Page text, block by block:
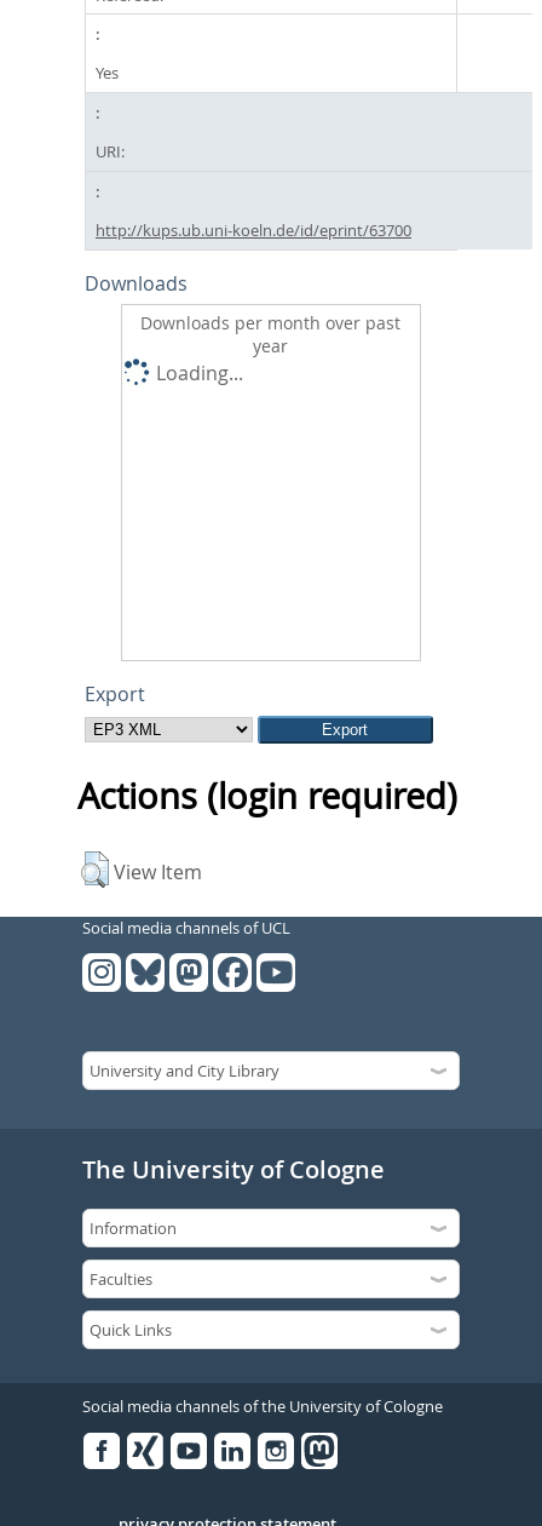
Yes
URI:
http://kups.ub.uni-koeln.de/id/eprint/63700
Downloads
Downloads per month over past
year
Loading...
Export
Actions (login required)
View Item
Social media channels of UCL
The University of Cologne
Social media channels of the University of Cologne